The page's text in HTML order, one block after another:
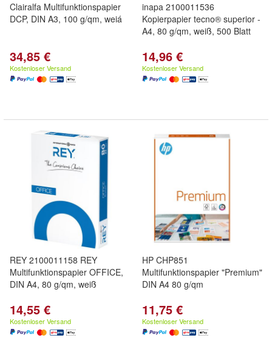
Clairalfa Multifunktionspapier
DCP, DIN A3, 100 g/qm, weiá
34,85 €
Kostenloser Versand
inapa 2100011536
Kopierpapier tecno® superior -
A4, 80 g/qm, weiß, 500 Blatt
14,96 €
Kostenloser Versand
REY 2100011158 REY
Multifunktionspapier OFFICE,
DIN A4, 80 g/qm, weiß
14,55 €
Kostenloser Versand
HP CHP851
Multifunktionspapier "Premium"
DIN A4 80 g/qm
11,75 €
Kostenloser Versand